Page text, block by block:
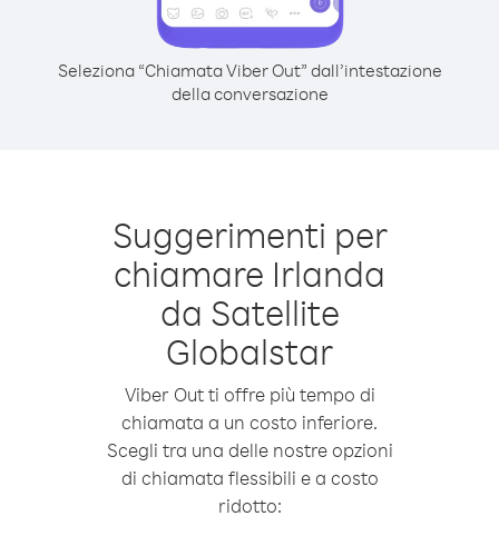
Seleziona “Chiamata Viber Out” dall’intestazione
della conversazione
Suggerimenti per
chiamare Irlanda
da Satellite
Globalstar
Viber Out ti offre più tempo di
chiamata a un costo inferiore.
Scegli tra una delle nostre opzioni
di chiamata flessibili e a costo
ridotto: